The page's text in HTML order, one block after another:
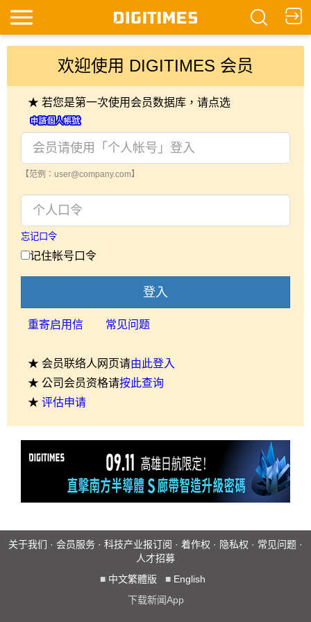
欢迎使用 DIGITIMES 会员
★ 若您是第一次使用会员数据库，请点选
【范例：user@company.com】
忘记口令
记住帐号口令
登入
重寄启用信 常见问题
★ 会员联络人网页请由此登入
★ 公司会员资格请按此查询
★ 评估申请
关于我们 · 会员服务 · 科技产业报订阅 · 着作权 · 隐私权 · 常见问题 ·
人才招募
■ 中文繁體版 ■ English
下载新闻App